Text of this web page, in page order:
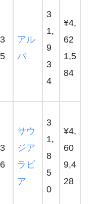
3
5
アル
バ
3
1,
9
3
4
¥4,
62
1,5
84
3
6
サウ
ジア
ラビ
ア
3
1,
8
5
0
¥4,
60
9,4
28